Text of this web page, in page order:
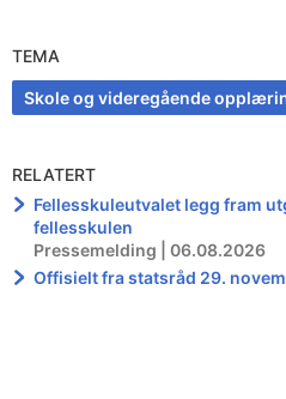
TEMA
Skole og videregående
RELATERT
Fellesskuleutvalet legg fram
fellesskulen
Pressemelding | 06.08.2026
Offisielt fra statsråd 29.